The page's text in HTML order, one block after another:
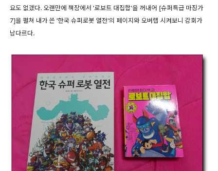
요도 없겠다. 오랜만에 책장에서 '로보트 대집합'을 꺼내어 [슈퍼특급 마징가
7]을 펼쳐 내가 쓴 '한국 슈퍼로봇 열전'의 페이지와 오버랩 시켜보니 감회가
남다르다.